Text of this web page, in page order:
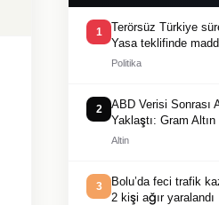
1
Terörsüz Türkiye
Yasa teklifinde
Politika
2
ABD Verisi Sonrası
Yaklaştı: Gram Altın
Altin
3
Bolu’da feci trafik
2 kişi ağır yaralandı